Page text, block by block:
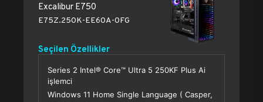
Excalibur E750
E75Z.250K-EE60A-0FG
Seçilen Özellikler
Series 2 Intel® Core™ Ultra 5 250KF Plus Ai
işlemci
Windows 11 Home Single Language ( Casper,